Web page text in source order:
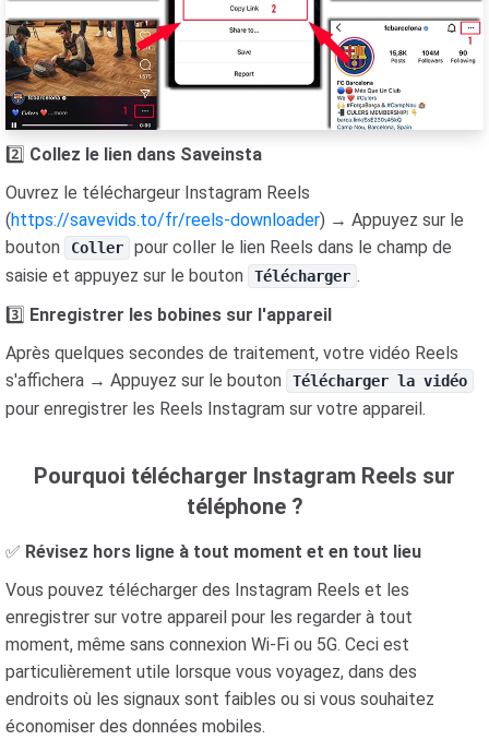
2️⃣ Collez le lien dans Saveinsta
Ouvrez le téléchargeur Instagram Reels
(https://savevids.to/fr/reels-downloader) → Appuyez sur le
bouton
Coller
pour coller le lien Reels dans le champ de
saisie et appuyez sur le bouton
Télécharger .
3️⃣ Enregistrer les bobines sur l'appareil
Après quelques secondes de traitement, votre vidéo Reels
s'affichera → Appuyez sur le bouton
Télécharger la vidéo
pour enregistrer les Reels Instagram sur votre appareil.
Pourquoi télécharger Instagram Reels sur
téléphone ?
✅ Révisez hors ligne à tout moment et en tout lieu
Vous pouvez télécharger des Instagram Reels et les
enregistrer sur votre appareil pour les regarder à tout
moment, même sans connexion Wi-Fi ou 5G. Ceci est
particulièrement utile lorsque vous voyagez, dans des
endroits où les signaux sont faibles ou si vous souhaitez
économiser des données mobiles.